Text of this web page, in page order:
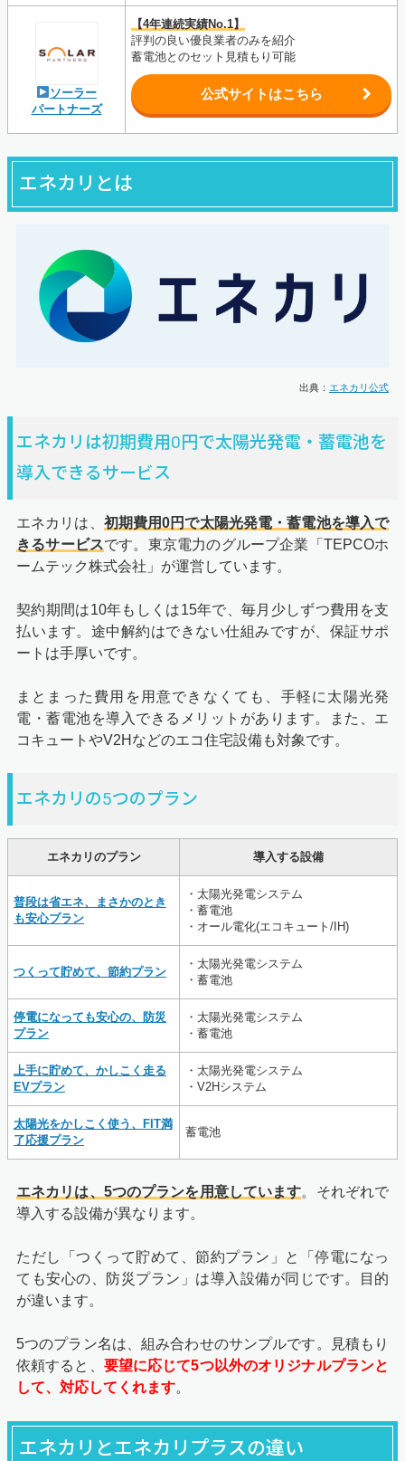
ソーラー
パートナーズ
【4年連続実績No.1】
評判の良い優良業者のみを紹介
蓄電池とのセット見積もり可能
公式サイトはこちら
エネカリとは
出典： エネカリ公式
エネカリは初期費用0円で太陽光発電・蓄電池を
導入できるサービス
エネカリは、 初期費用0円で太陽光発電・蓄電池を導入で
きるサービスです。東京電力のグループ企業「TEPCOホ
ームテック株式会社」が運営しています。
契約期間は10年もしくは15年で、毎月少しずつ費用を支
払います。途中解約はできない仕組みですが、保証サポ
ートは手厚いです。
まとまった費用を用意できなくても、手軽に太陽光発
電・蓄電池を導入できるメリットがあります。また、エ
コキュートやV2Hなどのエコ住宅設備も対象です。
エネカリの5つのプラン
エネカリのプラン 導入する設備
普段は省エネ、まさかのとき
も安心プラン
・太陽光発電システム
・蓄電池
・オール電化(エコキュート/IH)
つくって貯めて、節約プラン
・太陽光発電システム
・蓄電池
停電になっても安心の、防災
プラン
・太陽光発電システム
・蓄電池
上手に貯めて、かしこく走る
EVプラン
・太陽光発電システム
・V2Hシステム
太陽光をかしこく使う、FIT満
了応援プラン
蓄電池
エネカリは、5つのプランを用意しています。それぞれで
導入する設備が異なります。
ただし「つくって貯めて、節約プラン」と「停電になっ
ても安心の、防災プラン」は導入設備が同じです。目的
が違います。
5つのプラン名は、組み合わせのサンプルです。見積もり
依頼すると、 要望に応じて5つ以外のオリジナルプランと
して、対応してくれます。
エネカリとエネカリプラスの違い